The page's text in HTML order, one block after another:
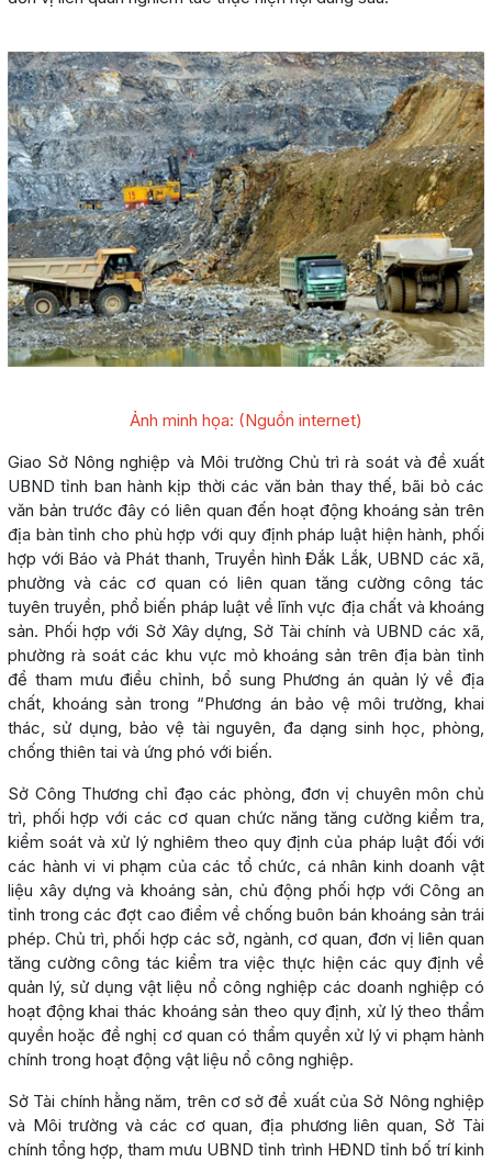
Ảnh minh họa: (Nguồn internet)
Giao Sở Nông nghiệp và Môi trường Chủ trì rà soát và đề xuất
UBND tỉnh ban hành kịp thời các văn bản thay thế, bãi bỏ các
văn bản trước đây có liên quan đến hoạt động khoáng sản trên
địa bàn tỉnh cho phù hợp với quy định pháp luật hiện hành, phối
hợp với Báo và Phát thanh, Truyền hình Đắk Lắk, UBND các xã,
phường và các cơ quan có liên quan tăng cường công tác
tuyên truyền, phổ biến pháp luật về lĩnh vực địa chất và khoáng
sản. Phối hợp với Sở Xây dựng, Sở Tài chính và UBND các xã,
phường rà soát các khu vực mỏ khoáng sản trên địa bàn tỉnh
để tham mưu điều chỉnh, bổ sung Phương án quản lý về địa
chất, khoáng sản trong “Phương án bảo vệ môi trường, khai
thác, sử dụng, bảo vệ tài nguyên, đa dạng sinh học, phòng,
chống thiên tai và ứng phó với biến.
Sở Công Thương chỉ đạo các phòng, đơn vị chuyên môn chủ
trì, phối hợp với các cơ quan chức năng tăng cường kiểm tra,
kiểm soát và xử lý nghiêm theo quy định của pháp luật đối với
các hành vi vi phạm của các tổ chức, cá nhân kinh doanh vật
liệu xây dựng và khoáng sản, chủ động phối hợp với Công an
tỉnh trong các đợt cao điểm về chống buôn bán khoáng sản trái
phép. Chủ trì, phối hợp các sở, ngành, cơ quan, đơn vị liên quan
tăng cường công tác kiểm tra việc thực hiện các quy định về
quản lý, sử dụng vật liệu nổ công nghiệp các doanh nghiệp có
hoạt động khai thác khoáng sản theo quy định, xử lý theo thẩm
quyền hoặc đề nghị cơ quan có thẩm quyền xử lý vi phạm hành
chính trong hoạt động vật liệu nổ công nghiệp.
Sở Tài chính hằng năm, trên cơ sở đề xuất của Sở Nông nghiệp
và Môi trường và các cơ quan, địa phương liên quan, Sở Tài
chính tổng hợp, tham mưu UBND tỉnh trình HĐND tỉnh bố trí kinh